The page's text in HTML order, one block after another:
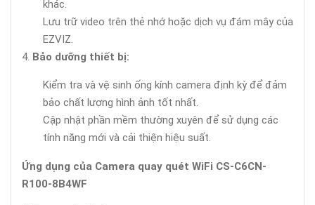
khác.
Lưu trữ video trên thẻ nhớ hoặc dịch vụ đám mây của
EZVIZ.
Bảo dưỡng thiết bị:
Kiểm tra và vệ sinh ống kính camera định kỳ để đảm
bảo chất lượng hình ảnh tốt nhất.
Cập nhật phần mềm thường xuyên để sử dụng các
tính năng mới và cải thiện hiệu suất.
Ứng dụng của Camera quay quét WiFi CS-C6CN-
R100-8B4WF